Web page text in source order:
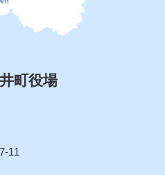
町役場
11